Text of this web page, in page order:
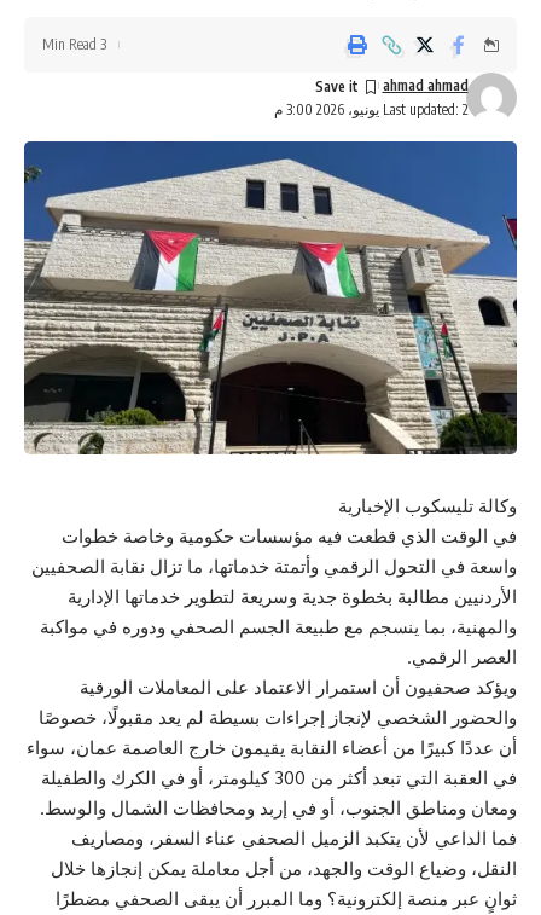
Last updated: 2 يونيو، 2026 3:00 م
ahmad ahmad
3 Min Read
وكالة تليسكوب الإخبارية
في الوقت الذي قطعت فيه مؤسسات حكومية وخاصة خطوات
واسعة في التحول الرقمي وأتمتة خدماتها، ما تزال نقابة الصحفيين
الأردنيين مطالبة بخطوة جدية وسريعة لتطوير خدماتها الإدارية
والمهنية، بما ينسجم مع طبيعة الجسم الصحفي ودوره في مواكبة
العصر الرقمي.
ويؤكد صحفيون أن استمرار الاعتماد على المعاملات الورقية
والحضور الشخصي لإنجاز إجراءات بسيطة لم يعد مقبولًا، خصوصًا
أن عددًا كبيرًا من أعضاء النقابة يقيمون خارج العاصمة عمان، سواء
في العقبة التي تبعد أكثر من 300 كيلومتر، أو في الكرك والطفيلة
ومعان ومناطق الجنوب، أو في إربد ومحافظات الشمال والوسط.
فما الداعي لأن يتكبد الزميل الصحفي عناء السفر، ومصاريف
النقل، وضياع الوقت والجهد، من أجل معاملة يمكن إنجازها خلال
ثوانٍ عبر منصة إلكترونية؟ وما المبرر أن يبقى الصحفي مضطرًا